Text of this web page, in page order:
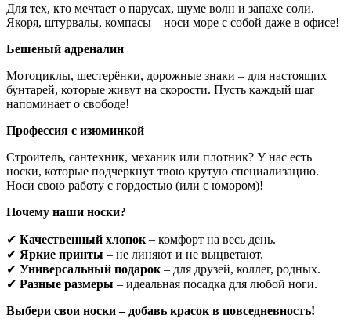
Для тех, кто мечтает о парусах, шуме волн и запахе соли.
Якоря, штурвалы, компасы – носи море с собой даже в офисе!
Бешеный адреналин
Мотоциклы, шестерёнки, дорожные знаки – для настоящих
бунтарей, которые живут на скорости. Пусть каждый шаг
напоминает о свободе!
Профессия с изюминкой
Строитель, сантехник, механик или плотник? У нас есть
носки, которые подчеркнут твою крутую специализацию.
Носи свою работу с гордостью (или с юмором)!
Почему наши носки?
✔ Качественный хлопок – комфорт на весь день.
✔ Яркие принты – не линяют и не выцветают.
✔ Универсальный подарок – для друзей, коллег, родных.
✔ Разные размеры – идеальная посадка для любой ноги.
Выбери свои носки – добавь красок в повседневность!